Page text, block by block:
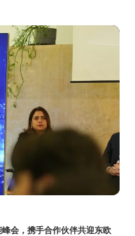
会，携手合作伙伴共迎东欧